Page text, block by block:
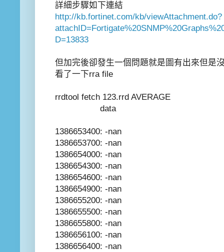
詳細步驟如下連結
http://kb.fortinet.com/kb/viewAttachment.do?
D=13833
但加完後卻發生一個問題就是圖有出來但是
看了一下rra file
rrdtool fetch 123.rrd AVERAGE
data
1386653400: -nan
1386653700: -nan
1386654000: -nan
1386654300: -nan
1386654600: -nan
1386654900: -nan
1386655200: -nan
1386655500: -nan
1386655800: -nan
1386656100: -nan
1386656400: -nan